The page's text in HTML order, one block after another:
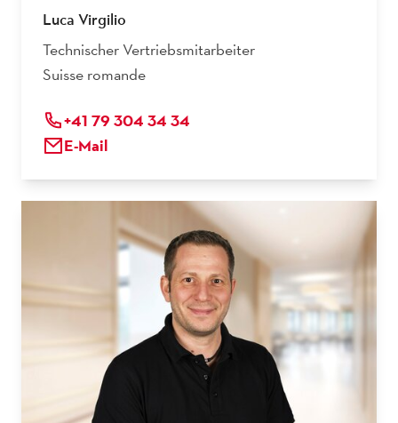
Luca Virgilio
Technischer Vertriebsmitarbeiter
Suisse romande
+41 79 304 34 34
E-Mail